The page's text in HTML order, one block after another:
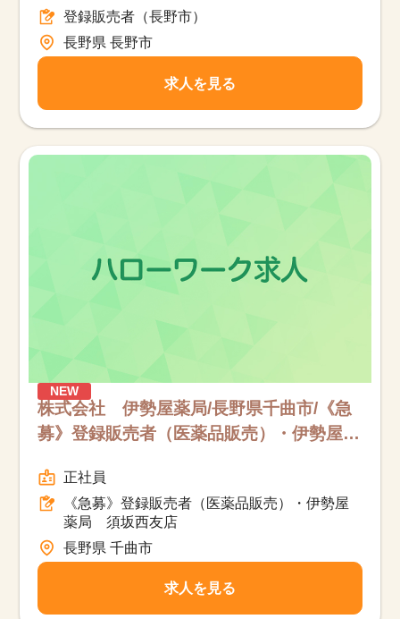
登録販売者（長野市）
長野県 長野市
求人を見る
NEW
株式会社 伊勢屋薬局/長野県千曲市/《急
募》登録販売者（医薬品販売）・伊勢屋薬
正社員
《急募》登録販売者（医薬品販売）・伊勢屋
薬局 須坂西友店
長野県 千曲市
求人を見る